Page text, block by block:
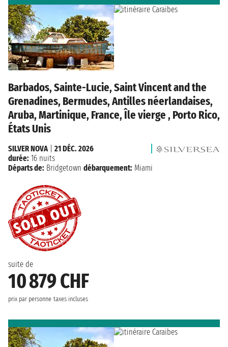
Barbados, Sainte-Lucie, Saint Vincent and the
Grenadines, Bermudes, Antilles néerlandaises,
Aruba, Martinique, France, Île vierge , Porto Rico,
États Unis
suite de
10 879 CHF
prix par personne taxes incluses
SILVER NOVA| 21 DÉC. 2026
durée: 16 nuits
Départs de: Bridgetown débarquement: Miami